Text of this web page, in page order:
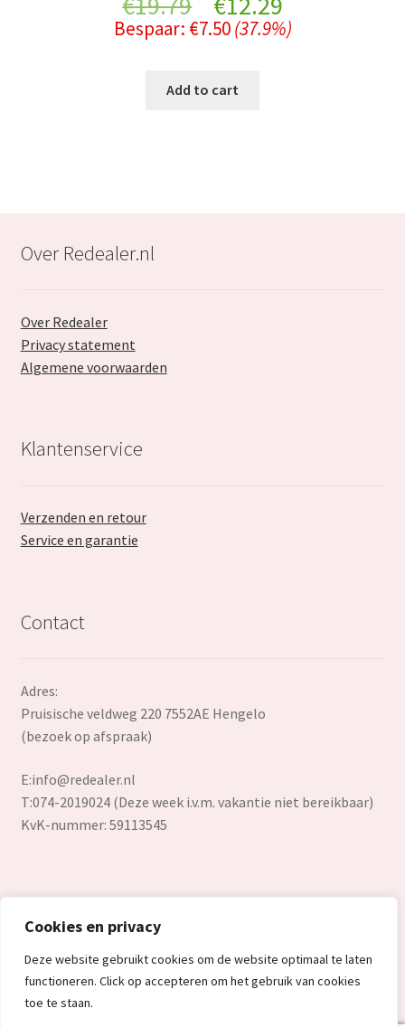
Cookies en privacy
Deze website gebruikt cookies om de website optimaal te laten
functioneren. Click op accepteren om het gebruik van cookies
toe te staan.
price
was:
price
Bespaar: €7.50 (37.9%)
Add to cart
Over Redealer.nl
Over Redealer
Privacy statement
Algemene voorwaarden
Klantenservice
Verzenden en retour
Service en garantie
Contact
Adres:
Pruisische veldweg 220 7552AE Hengelo
(bezoek op afspraak)
E:info@redealer.nl
T:074-2019024 (Deze week i.v.m. vakantie niet bereikbaar)
KvK-nummer: 59113545
© Redealer.nl | Gecontroleerde retourproducten en nieuwe
overstockproducten tegen een onverslaanbare lage prijs.
2026